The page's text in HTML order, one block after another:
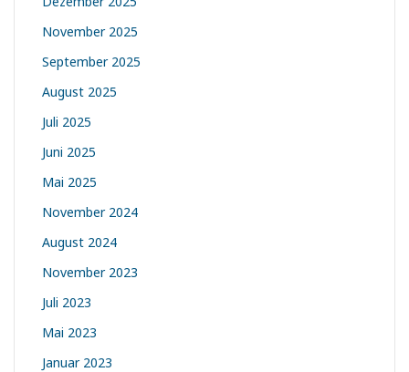
November 2025
September 2025
August 2025
Juli 2025
Juni 2025
Mai 2025
November 2024
August 2024
November 2023
Juli 2023
Mai 2023
Januar 2023